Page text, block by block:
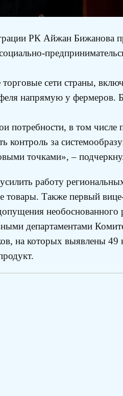
РК Айжан Бижанова
сети страны,
напрямую у фермеров.
потребности, в том
контроль за
точками», –
работу
товары. Также первый
департаментами
на которых выявлены